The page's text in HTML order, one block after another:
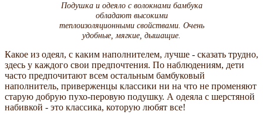
Подушка и одеяло с волокнами бамбука
обладают высокими
теплоизоляционными свойствами. Очень
удобные, мягкие, дышащие.
Какое из одеял, с каким наполнителем, лучше - сказать трудно,
здесь у каждого свои предпочтения. По наблюдениям, дети
часто предпочитают всем остальным бамбуковый
наполнитель, приверженцы классики ни на что не променяют
старую добрую пухо-перовую подушку. А одеяла с шерстяной
набивкой - это классика, которую любят все!